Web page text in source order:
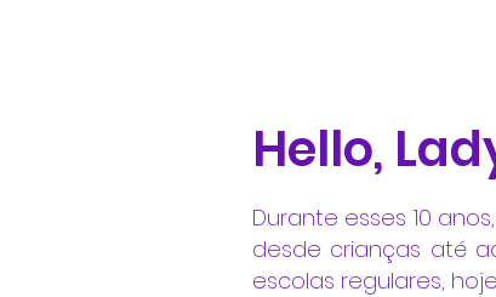
Hello,
Durante esses 10
desde crianças até
escolas regulares,